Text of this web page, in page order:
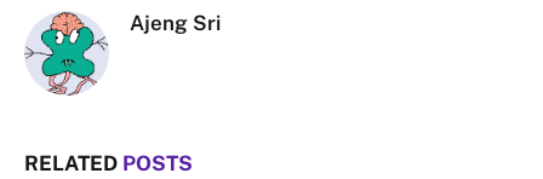
Ajeng Sri
RELATED POSTS